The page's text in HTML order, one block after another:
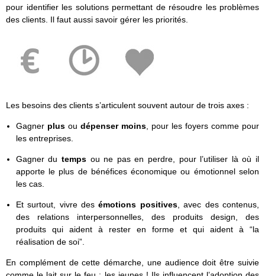
pour identifier les solutions permettant de résoudre les problèmes
des clients. Il faut aussi savoir gérer les priorités.
Les besoins des clients s’articulent souvent autour de trois axes :
Gagner plus ou dépenser moins, pour les foyers comme pour
les entreprises.
Gagner dutemps ou ne pas en perdre, pour l’utiliser là où il
apporte le plus de bénéfices économique ou émotionnel selon
les cas.
Et surtout, vivre desémotions positives, avec des contenus,
des relations interpersonnelles, des produits design, des
produits qui aident à rester en forme et qui aident à “la
réalisation de soi”.
En complément de cette démarche, une audience doit être suivie